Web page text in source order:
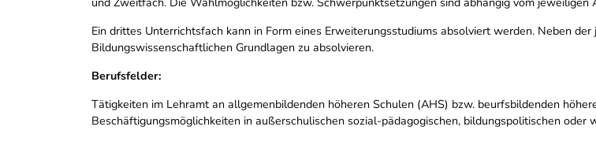
Ein drittes Unterrichtsfach kann in Form eines Erweiterungsstudiums absolviert werden. Neben
Bildungswissenschaftlichen Grundlagen zu absolvieren.
Berufsfelder:
Tätigkeiten im Lehramt an allgemenbildenden höheren Schulen (AHS) bzw. beurfsbildenden
Beschäftigungsmöglichkeiten in außerschulischen sozial-pädagogischen, bildungspolitischen oder